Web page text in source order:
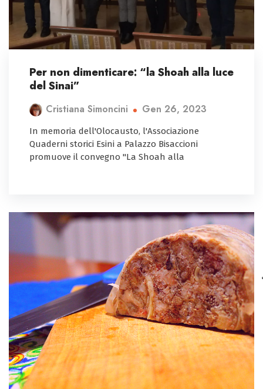
Per non dimenticare: “la Shoah alla luce
del Sinai”
Cristiana Simoncini Gen 26, 2023
In memoria dell'Olocausto, l'Associazione
Quaderni storici Esini a Palazzo Bisaccioni
promuove il convegno "La Shoah alla